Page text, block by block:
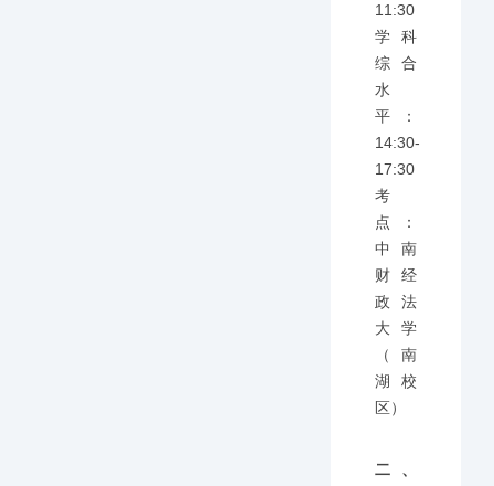
11:30
学科
综合
水
平：
14:30-
17:30
考
点：
中南
财经
政法
大学
（南
湖校
区）
二、